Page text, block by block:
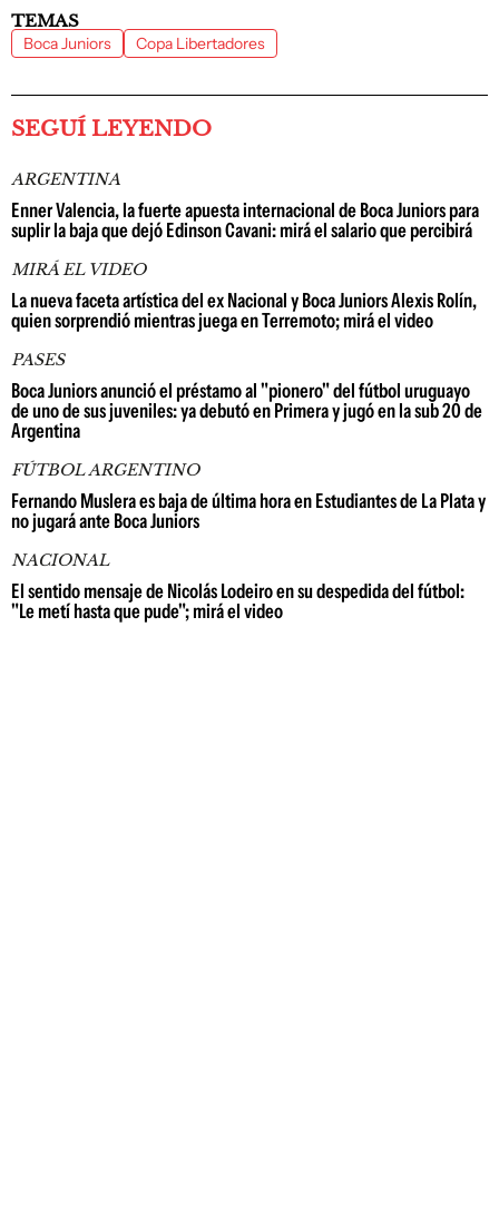
TEMAS
Boca Juniors Copa Libertadores
SEGUÍ LEYENDO
ARGENTINA
Enner Valencia, la fuerte apuesta internacional de Boca Juniors para
suplir la baja que dejó Edinson Cavani: mirá el salario que percibirá
MIRÁ EL VIDEO
La nueva faceta artística del ex Nacional y Boca Juniors Alexis Rolín,
quien sorprendió mientras juega en Terremoto; mirá el video
PASES
Boca Juniors anunció el préstamo al "pionero" del fútbol uruguayo
de uno de sus juveniles: ya debutó en Primera y jugó en la sub 20 de
Argentina
FÚTBOL ARGENTINO
Fernando Muslera es baja de última hora en Estudiantes de La Plata y
no jugará ante Boca Juniors
NACIONAL
El sentido mensaje de Nicolás Lodeiro en su despedida del fútbol:
"Le metí hasta que pude"; mirá el video